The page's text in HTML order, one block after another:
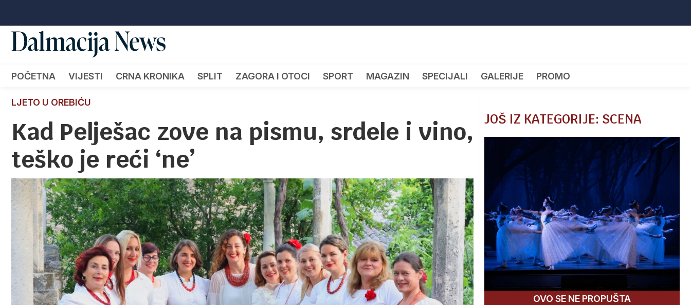
POČETNA VIJESTI CRNA KRONIKA SPLIT ZAGORA I OTOCI SPORT MAGAZIN SPECIJALI GALERIJE PROMO
LJETO U OREBIĆU
Kad Pelješac zove na pismu, srdele i vino,
teško je reći ‘ne’
JOŠ IZ KATEGORIJE: SCENA
OVO SE NE PROPUŠTA